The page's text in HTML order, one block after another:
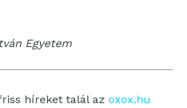
Egyetem
híreket talál az oxox.hu